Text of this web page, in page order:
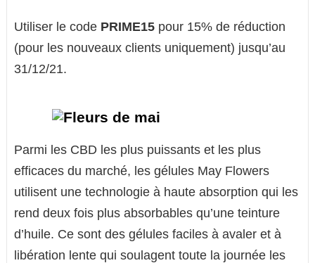
Utiliser le code PRIME15 pour 15% de réduction
(pour les nouveaux clients uniquement) jusqu’au
31/12/21.
Parmi les CBD les plus puissants et les plus
efficaces du marché, les gélules May Flowers
utilisent une technologie à haute absorption qui les
rend deux fois plus absorbables qu’une teinture
d’huile. Ce sont des gélules faciles à avaler et à
libération lente qui soulagent toute la journée les